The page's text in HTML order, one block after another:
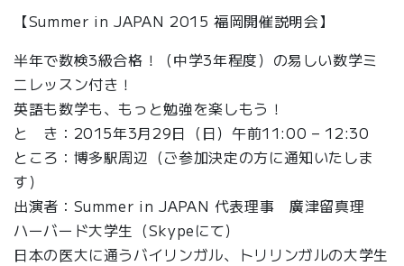
【Summer in JAPAN 2015 福岡開催説明会】
半年で数検3級合格！（中学3年程度）の易しい数学ミ
ニレッスン付き！
英語も数学も、もっと勉強を楽しもう！
と き：2015年3月29日（日）午前11:00 – 12:30
ところ：博多駅周辺（ご参加決定の方に通知いたしま
す）
出演者：Summer in JAPAN 代表理事 廣津留真理
ハーバード大学生（Skypeにて）
日本の医大に通うバイリンガル、トリリンガルの大学生